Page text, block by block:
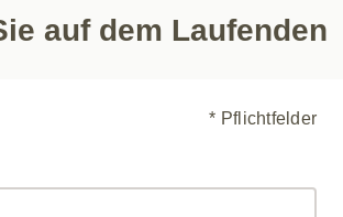
auf dem Laufenden
* Pflichtfelder